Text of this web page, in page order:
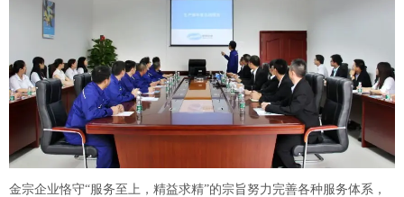
金宗企业恪守“服务至上，精益求精”的宗旨努力完善各种服务体系，